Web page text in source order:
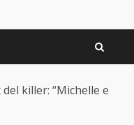
killer: “Michelle e